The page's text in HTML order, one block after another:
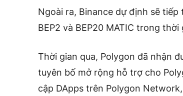
Ngoài ra, Binance dự định sẽ
BEP2 và BEP20 MATIC trong thời
Thời gian qua, Polygon đã nhận
tuyên bố mở rộng hỗ trợ cho
cập DApps trên Polygon